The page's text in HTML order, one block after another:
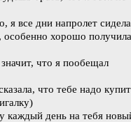
я все дни напролет
особенно хорошо
что я пообещал
что тебе надо
день на тебя